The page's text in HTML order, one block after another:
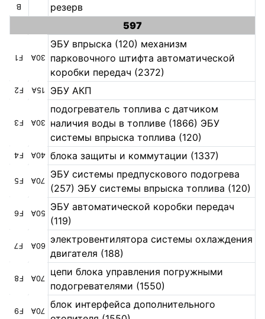
B
резерв
597
F1 30А
ЭБУ впрыска (120) механизм
парковочного штифта автоматической
коробки передач (2372)
F2 15A ЭБУ АКП
F3 30А
подогреватель топлива с датчиком
наличия воды в топливе (1866) ЭБУ
системы впрыска топлива (120)
F4 40А блока защиты и коммутации (1337)
F5 70А
ЭБУ системы предпускового подогрева
(257) ЭБУ системы впрыска топлива (120)
F6 50А
ЭБУ автоматической коробки передач
(119)
F7 60А
электровентилятора системы охлаждения
двигателя (188)
F8 70А
цепи блока управления погружными
подогревателями (1550)
F9 70А
блок интерфейса дополнительного